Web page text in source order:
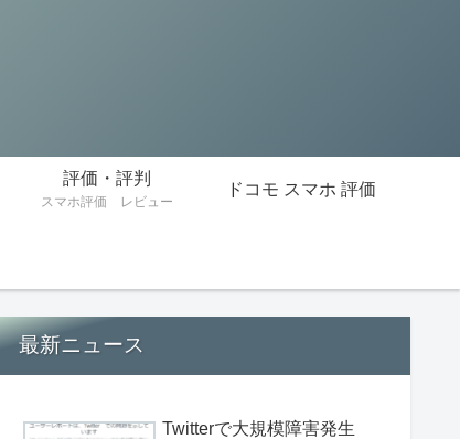
評価・評判
スマホ評価 レビュー
ドコモ スマホ 評価
最新ニュース
Twitterで大規模障害発生